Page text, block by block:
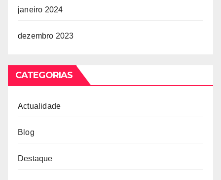
janeiro 2024
dezembro 2023
CATEGORIAS
Actualidade
Blog
Destaque